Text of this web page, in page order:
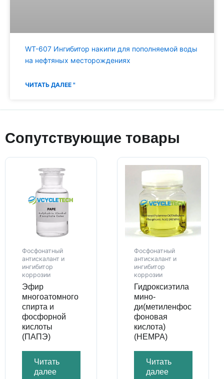
WT-607 Ингибитор накипи для пополняемой воды
на нефтяных месторождениях
ЧИТАТЬ ДАЛЕЕ "
Сопутствующие товары
Фосфонатный
антискалант и
ингибитор
коррозии
Эфир
многоатомного
спирта и
фосфорной
кислоты
(ПАПЭ)
Читать
далее
Фосфонатный
антискалант и
ингибитор
коррозии
Гидроксиэтила
мино-
ди(метиленфос
фоновая
кислота)
(HEMPA)
Читать
далее